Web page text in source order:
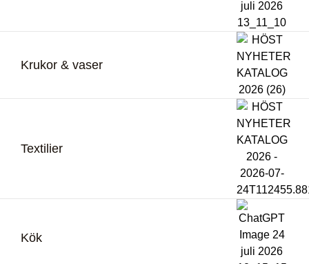
Krukor & vaser
Textilier
Kök